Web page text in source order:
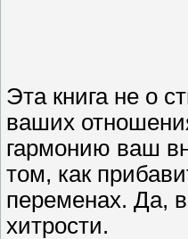
Эта книга не о
ваших
гармонию ваш
том, как
переменах. Да,
хитрости.